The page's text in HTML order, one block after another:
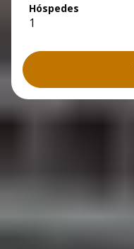
Hóspedes
1